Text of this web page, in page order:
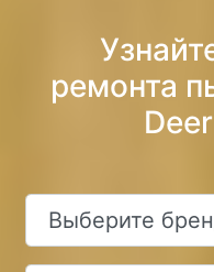
ремонта